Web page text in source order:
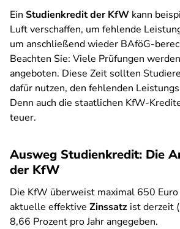
Ein Studienkredit der KfW kann
Luft verschaffen, um fehlende
um anschließend wieder BAföG-
Beachten Sie: Viele Prüfungen
angeboten. Diese Zeit sollten
dafür nutzen, den fehlenden
Denn auch die staatlichen KfW-
teuer.
Ausweg Studienkredit: Die
der KfW
Die KfW überweist maximal 650
aktuelle effektive Zinssatz ist derzeit
8,66 Prozent pro Jahr angegeben.